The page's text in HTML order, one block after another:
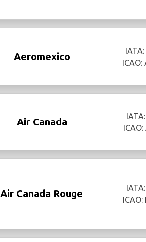
Aeromexico
ICAO:
Air Canada
ICAO:
Air Canada Rouge
ICAO: